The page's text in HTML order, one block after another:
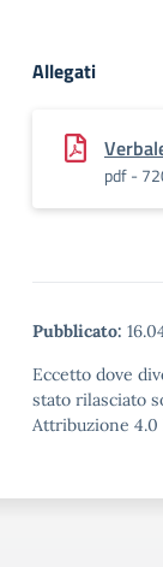
Allegati
pdf -
Pubblicato:
Eccetto dove
stato rilasciato
Attribuzione 4.0